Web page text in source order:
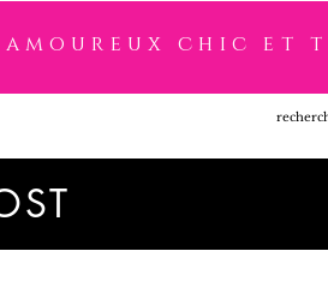
amoureux chic et